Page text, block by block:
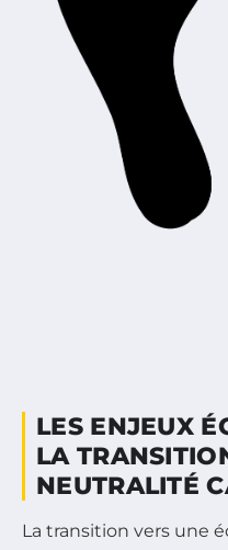
LES ENJEUX
LA
NEUTRALITÉ
La transition vers une